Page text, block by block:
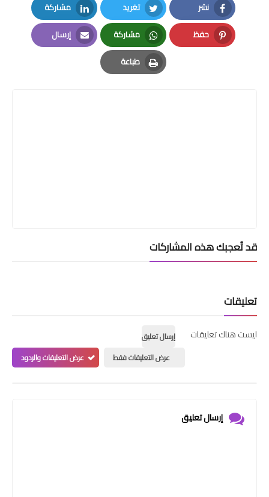
نشر
Facebook
تغريد
Twitter
مشاركة
LinkedIn
حفظ
Pinterest
مشاركة
Whatsapp
إرسال
Email
طباعة
Print
قد تُعجبك هذه المشاركات
تعليقات
ليست هناك تعليقات
إرسال تعليق
عرض التعليقات فقط
عرض التعليقات والردود
إرسال تعليق